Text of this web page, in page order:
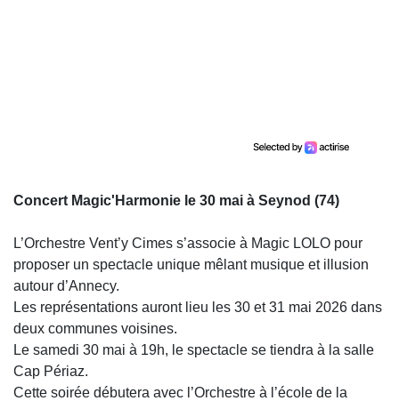
Concert Magic'Harmonie le 30 mai à Seynod (74)
L’Orchestre Vent’y Cimes s’associe à Magic LOLO pour
proposer un spectacle unique mêlant musique et illusion
autour d’Annecy.
Les représentations auront lieu les 30 et 31 mai 2026 dans
deux communes voisines.
Le samedi 30 mai à 19h, le spectacle se tiendra à la salle
Cap Périaz.
Cette soirée débutera avec l’Orchestre à l’école de la